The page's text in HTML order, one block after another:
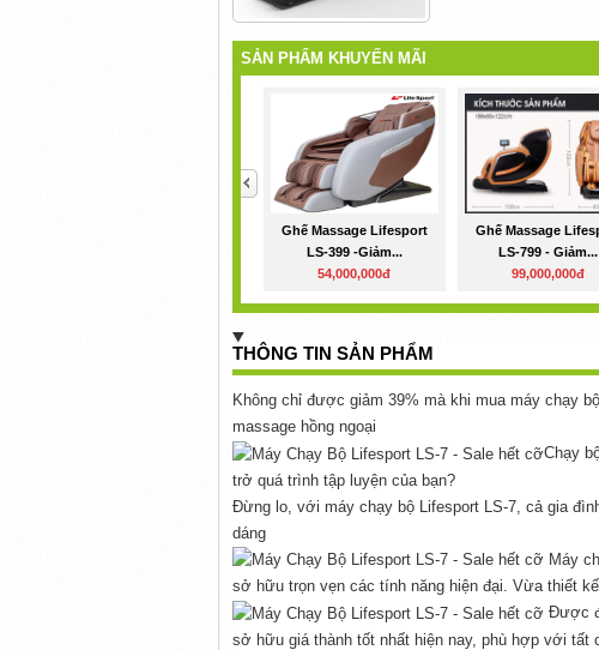
SẢN PHẨM KHUYẾN MÃI
Ghế Massage Lifesport
LS-399 -Giảm...
54,000,000đ
Ghế Massage
LS-799 - Giảm...
99,000,000đ
THÔNG TIN SẢN PHẨM
Không chỉ được giảm 39% mà khi mua máy chạy
massage hồng ngoại
Chạy
trở quá trình tập luyện của bạn?
Đừng lo, với máy chạy bộ Lifesport LS-7, cả gia
dáng
Máy
sở hữu trọn vẹn các tính năng hiện đại. Vừa thiết
Được
sở hữu giá thành tốt nhất hiện nay, phù hợp với tất